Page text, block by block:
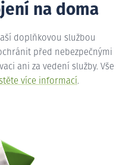
na doma
doplňkovou službou
před nebezpečnými
ani za vedení služby. Vše
více informací.